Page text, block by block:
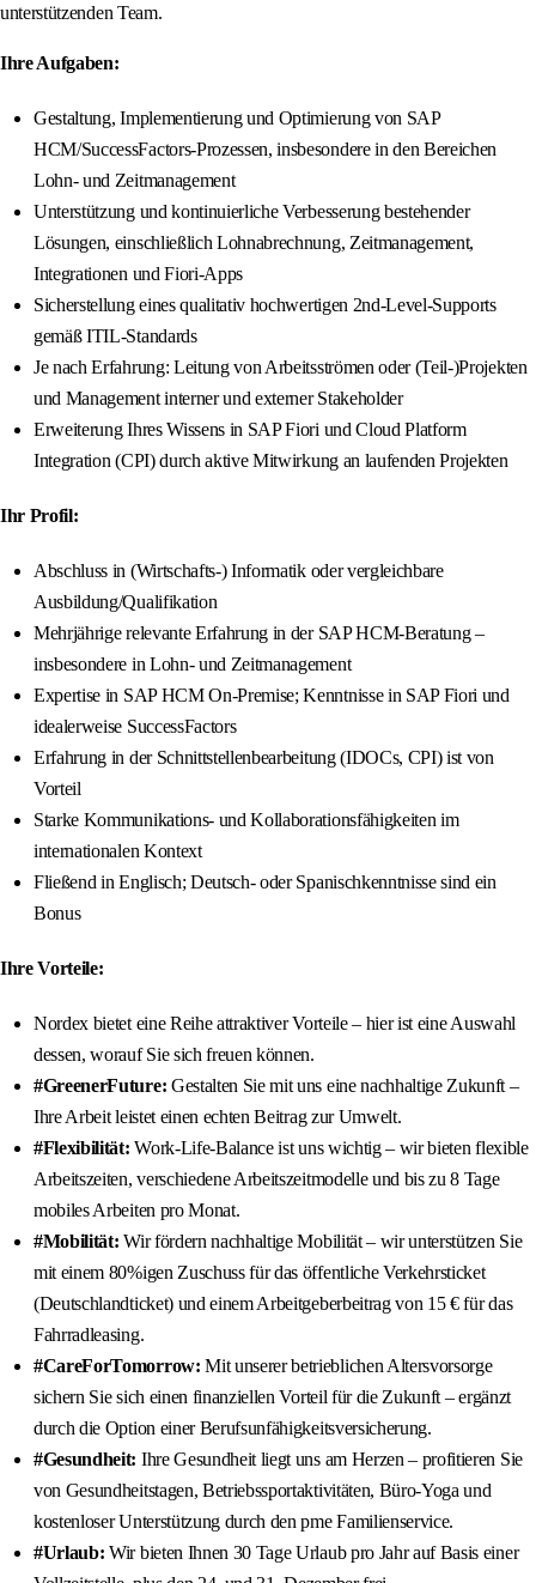
unterstützenden Team.
Ihre Aufgaben:
Gestaltung, Implementierung und Optimierung von SAP
HCM/SuccessFactors-Prozessen, insbesondere in den Bereichen
Lohn- und Zeitmanagement
Unterstützung und kontinuierliche Verbesserung bestehender
Lösungen, einschließlich Lohnabrechnung, Zeitmanagement,
Integrationen und Fiori-Apps
Sicherstellung eines qualitativ hochwertigen 2nd-Level-Supports
gemäß ITIL-Standards
Je nach Erfahrung: Leitung von Arbeitsströmen oder (Teil-)Projekten
und Management interner und externer Stakeholder
Erweiterung Ihres Wissens in SAP Fiori und Cloud Platform
Integration (CPI) durch aktive Mitwirkung an laufenden Projekten
Ihr Profil:
Abschluss in (Wirtschafts-) Informatik oder vergleichbare
Ausbildung/Qualifikation
Mehrjährige relevante Erfahrung in der SAP HCM-Beratung –
insbesondere in Lohn- und Zeitmanagement
Expertise in SAP HCM On-Premise; Kenntnisse in SAP Fiori und
idealerweise SuccessFactors
Erfahrung in der Schnittstellenbearbeitung (IDOCs, CPI) ist von
Vorteil
Starke Kommunikations- und Kollaborationsfähigkeiten im
internationalen Kontext
Fließend in Englisch; Deutsch- oder Spanischkenntnisse sind ein
Bonus
Ihre Vorteile:
Nordex bietet eine Reihe attraktiver Vorteile – hier ist eine Auswahl
dessen, worauf Sie sich freuen können.
#GreenerFuture: Gestalten Sie mit uns eine nachhaltige Zukunft –
Ihre Arbeit leistet einen echten Beitrag zur Umwelt.
#Flexibilität: Work-Life-Balance ist uns wichtig – wir bieten flexible
Arbeitszeiten, verschiedene Arbeitszeitmodelle und bis zu 8 Tage
mobiles Arbeiten pro Monat.
#Mobilität: Wir fördern nachhaltige Mobilität – wir unterstützen Sie
mit einem 80%igen Zuschuss für das öffentliche Verkehrsticket
(Deutschlandticket) und einem Arbeitgeberbeitrag von 15 € für das
Fahrradleasing.
#CareForTomorrow: Mit unserer betrieblichen Altersvorsorge
sichern Sie sich einen finanziellen Vorteil für die Zukunft – ergänzt
durch die Option einer Berufsunfähigkeitsversicherung.
#Gesundheit: Ihre Gesundheit liegt uns am Herzen – profitieren Sie
von Gesundheitstagen, Betriebssportaktivitäten, Büro-Yoga und
kostenloser Unterstützung durch den pme Familienservice.
#Urlaub: Wir bieten Ihnen 30 Tage Urlaub pro Jahr auf Basis einer